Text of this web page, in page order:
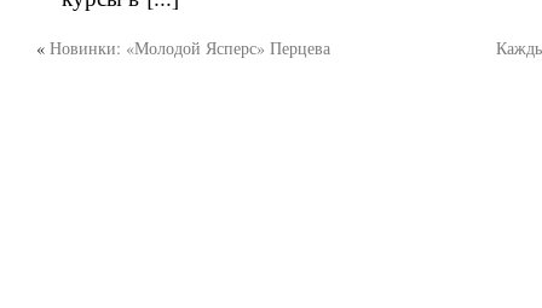
« Новинки: «Молодой Ясперс» Перцева